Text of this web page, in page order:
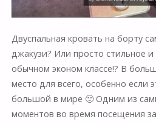
Двуспальная кровать на борту
джакузи? Или просто стильное
обычном эконом классе!? В
место для всего, особенно если
большой в мире 🙂 Одним из
моментов во время посещения